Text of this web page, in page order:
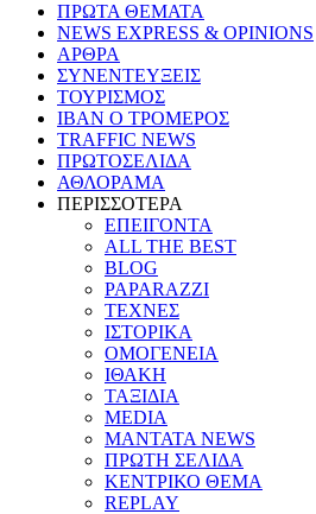
ΠΡΩΤΑ ΘΕΜΑΤΑ
NEWS EXPRESS & OPINIONS
ΑΡΘΡΑ
ΣΥΝΕΝΤΕΥΞΕΙΣ
ΤΟΥΡΙΣΜΟΣ
ΙΒΑΝ Ο ΤΡΟΜΕΡΟΣ
TRAFFIC NEWS
ΠΡΩΤΟΣΕΛΙΔΑ
ΑΘΛΟΡΑΜΑ
ΠΕΡΙΣΣΟΤΕΡΑ
ΕΠΕΙΓΟΝΤΑ
ALL THE BEST
BLOG
PAPARAZZI
ΤΕΧΝΕΣ
ΙΣΤΟΡΙΚΑ
ΟΜΟΓΕΝΕΙΑ
ΙΘΑΚΗ
ΤΑΞΙΔΙΑ
MEDIA
MANTATA NEWS
ΠΡΩΤΗ ΣΕΛΙΔΑ
ΚΕΝΤΡΙΚΟ ΘΕΜΑ
REPLAY